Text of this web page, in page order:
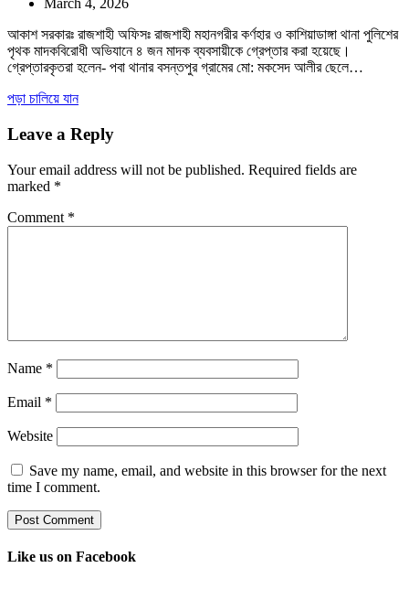
March 4, 2026
আকাশ সরকারঃ রাজশাহী অফিসঃ রাজশাহী মহানগরীর কর্ণহার ও কাশিয়াডাঙ্গা থানা পুলিশের
পৃথক মাদকবিরোধী অভিযানে ৪ জন মাদক ব্যবসায়ীকে গ্রেপ্তার করা হয়েছে।
গ্রেপ্তারকৃতরা হলেন- পবা থানার বসন্তপুর গ্রামের মো: মকসেদ আলীর ছেলে…
পড়া চালিয়ে যান
Leave a Reply
Your email address will not be published. Required fields are
marked *
Comment *
Name *
Email *
Website
Save my name, email, and website in this browser for the next
time I comment.
Like us on Facebook